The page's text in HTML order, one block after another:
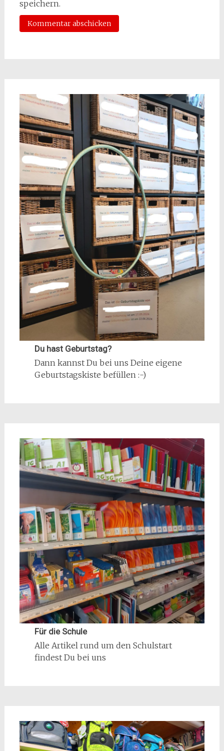
speichern.
Du hast Geburtstag?
Dann kannst Du bei uns Deine eigene
Geburtstagskiste befüllen :-)
Für die Schule
Alle Artikel rund um den Schulstart
findest Du bei uns